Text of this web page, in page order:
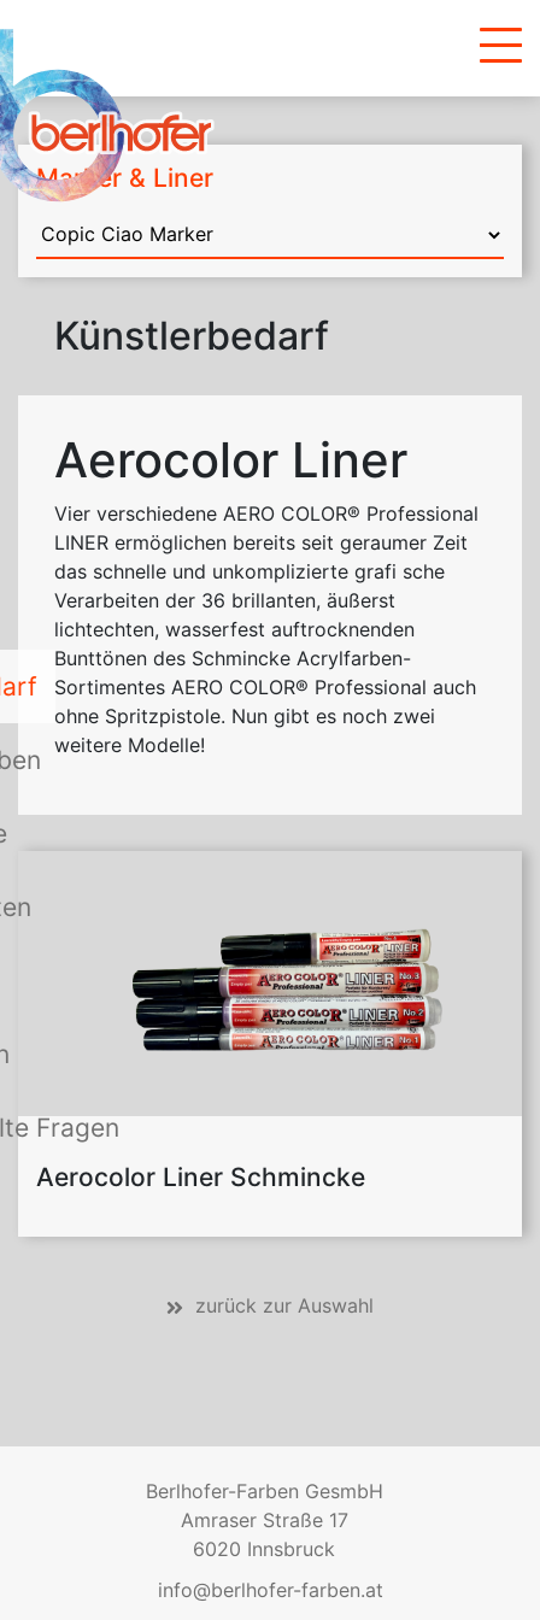
Fragen
Marker & Liner
Künstlerbedarf
Aerocolor Liner
Vier verschiedene AERO COLOR® Professional
LINER ermöglichen bereits seit geraumer Zeit
das schnelle und unkomplizierte grafi sche
Verarbeiten der 36 brillanten, äußerst
lichtechten, wasserfest auftrocknenden
Bunttönen des Schmincke Acrylfarben-
Sortimentes AERO COLOR® Professional auch
ohne Spritzpistole. Nun gibt es noch zwei
weitere Modelle!
Aerocolor Liner Schmincke
zurück zur Auswahl
Berlhofer-Farben GesmbH
Amraser Straße 17
6020 Innsbruck
info@berlhofer-farben.at